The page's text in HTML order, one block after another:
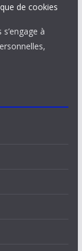
de cookies
à